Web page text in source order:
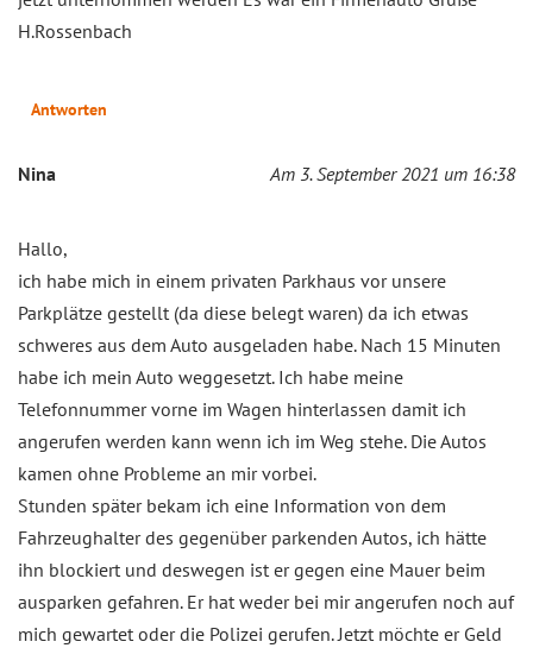
H.Rossenbach
Antworten
Nina Am 3. September 2021 um 16:38
Hallo,
ich habe mich in einem privaten Parkhaus vor unsere
Parkplätze gestellt (da diese belegt waren) da ich etwas
schweres aus dem Auto ausgeladen habe. Nach 15 Minuten
habe ich mein Auto weggesetzt. Ich habe meine
Telefonnummer vorne im Wagen hinterlassen damit ich
angerufen werden kann wenn ich im Weg stehe. Die Autos
kamen ohne Probleme an mir vorbei.
Stunden später bekam ich eine Information von dem
Fahrzeughalter des gegenüber parkenden Autos, ich hätte
ihn blockiert und deswegen ist er gegen eine Mauer beim
ausparken gefahren. Er hat weder bei mir angerufen noch auf
mich gewartet oder die Polizei gerufen. Jetzt möchte er Geld